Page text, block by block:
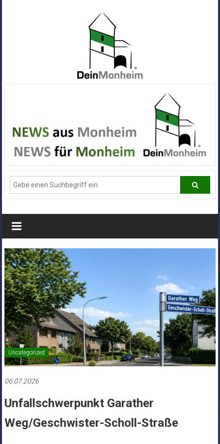
Alle
News
aus
Deiner
Stadt
Monheim
Uncategorized
06.07.2026
Unfallschwerpunkt Garather
Weg/Geschwister-Scholl-Straße